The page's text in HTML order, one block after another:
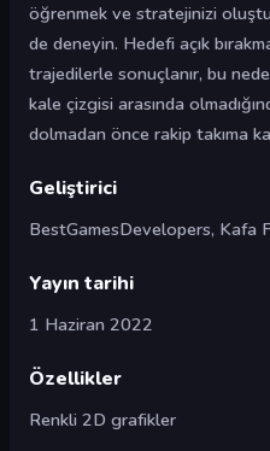
öğrenmek ve stratejinizi
de deneyin. Hedefi açık
trajedilerle sonuçlanır, bu
kale çizgisi arasında
dolmadan önce rakip takıma
Geliştirici
BestGamesDevelopers, Kafa
Yayın tarihi
1 Haziran 2022
Özellikler
Renkli 2D grafikler